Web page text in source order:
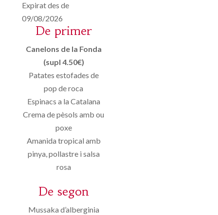
Expirat des de
09/08/2026
De primer
Canelons de la Fonda
(supl 4.50€)
Patates estofades de
pop de roca
Espinacs a la Catalana
Crema de pèsols amb ou
poxe
Amanida tropical amb
pinya, pollastre i salsa
rosa
De segon
Mussaka d’alberginia